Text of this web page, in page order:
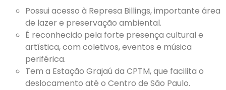
Possui acesso à Represa Billings, importante área
de lazer e preservação ambiental.
É reconhecido pela forte presença cultural e
artística, com coletivos, eventos e música
periférica.
Tem a Estação Grajaú da CPTM, que facilita o
deslocamento até o Centro de São Paulo.